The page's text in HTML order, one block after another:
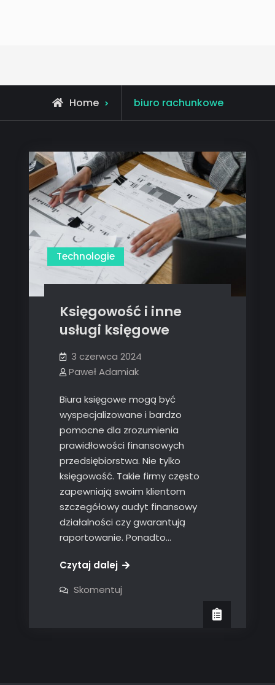
Home
Posts
tagged
biuro rachunkowe
Technologie
Księgowość i inne
usługi księgowe
3 czerwca 2024
Paweł Adamiak
Biura księgowe mogą być
wyspecjalizowane i bardzo
pomocne dla zrozumienia
prawidłowości finansowych
przedsiębiorstwa. Nie tylko
księgowość. Takie firmy często
zapewniają swoim klientom
szczegółowy audyt finansowy
działalności czy gwarantują
raportowanie. Ponadto…
Czytaj dalej
Skomentujon
Księgowość